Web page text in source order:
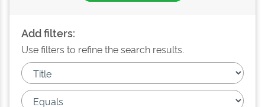
Add filters:
Use filters to refine the search results.